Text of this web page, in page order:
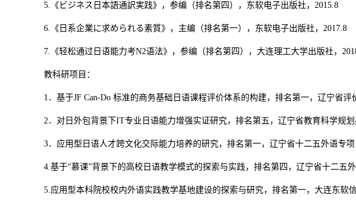
5.《ビジネス日本語通訳実践》，参编（排名第四），东软电子出版社，2015.8
6.《日系企業に求められる素質》，主编（排名第一），东软电子出版社，2017.8
7.《轻松通过日语能力考N2语法》，参编（排名第四），大连理工大学出版社，
教科研项目：
1．基于JF Can-Do 标准的商务基础日语课程评价体系的构建，排名第一，辽宁省评
2．对日外包背景下IT专业日语能力增强实证研究，排名第五，辽宁省教育科学规划
3．应用型日语人才跨文化交际能力培养的研究，排名第一，辽宁省十二五外语专项
4.基于“慕课”背景下的高校日语教学模式的探索与实践，排名第四，辽宁省十二五
5.应用型本科院校校内外语实践教学基地建设的探索与研究，排名第一，大连东软